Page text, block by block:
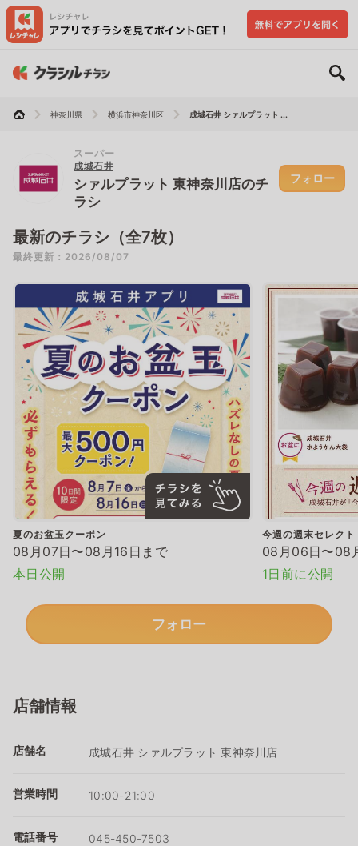
神奈川県 横浜市神奈川区 成城石井 シァルプラット ...
スーパー
成城石井
シァルプラット 東神奈川店のチ
ラシ
フォロー
最新のチラシ（全7枚）
最終更新：2026/08/07
夏のお盆玉クーポン
08月07日〜08月16日まで
本日公開
今週の週末セレクト
08月06日〜08
1日前に公開
フォロー
店舗情報
店舗名 成城石井 シァルプラット 東神奈川店
営業時間 10:00-21:00
電話番号 045-450-7503